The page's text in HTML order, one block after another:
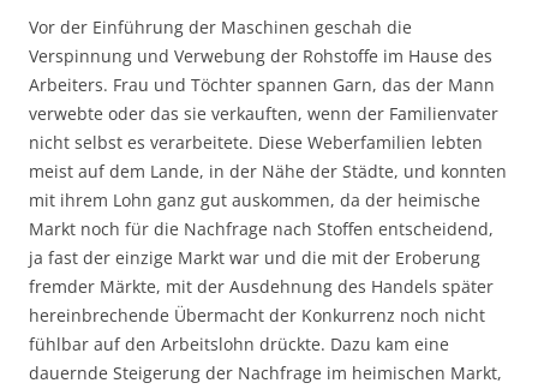
Vor der Einführung der Maschinen geschah die
Verspinnung und Verwebung der Rohstoffe im Hause des
Arbeiters. Frau und Töchter spannen Garn, das der Mann
verwebte oder das sie verkauften, wenn der Familienvater
nicht selbst es verarbeitete. Diese Weberfamilien lebten
meist auf dem Lande, in der Nähe der Städte, und konnten
mit ihrem Lohn ganz gut auskommen, da der heimische
Markt noch für die Nachfrage nach Stoffen entscheidend,
ja fast der einzige Markt war und die mit der Eroberung
fremder Märkte, mit der Ausdehnung des Handels später
hereinbrechende Übermacht der Konkurrenz noch nicht
fühlbar auf den Arbeitslohn drückte. Dazu kam eine
dauernde Steigerung der Nachfrage im heimischen Markt,